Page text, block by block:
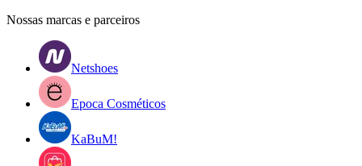
Nossas marcas e parceiros
Netshoes
Epoca Cosméticos
KaBuM!